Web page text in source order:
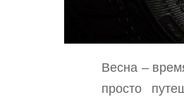
Весна –
просто